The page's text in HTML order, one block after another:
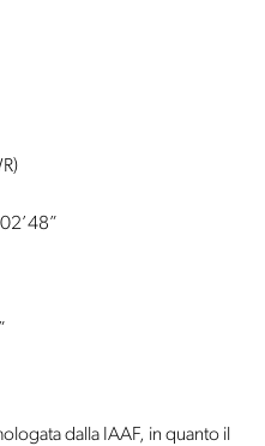
dalla IAAF, in quanto il